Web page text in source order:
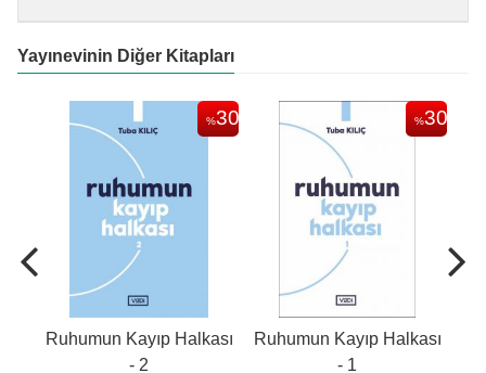
Yayınevinin Diğer Kitapları
%30
Ruhumun Kayıp Halkası
- 2
%30
Ruhumun Kayıp Halkası
- 1